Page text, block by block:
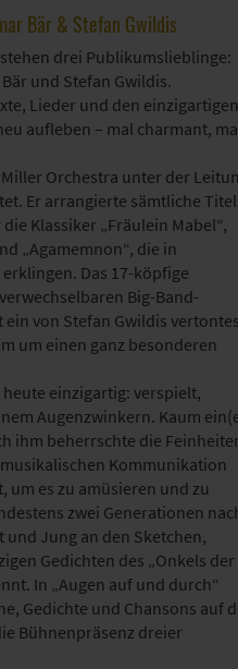
Bär & Stefan Gwildis
drei Publikumslieblinge:
und Stefan Gwildis.
Lieder und den einzigartigen
aufleben – mal charmant,
Orchestra unter der
Er arrangierte sämtliche Titel
Klassiker „Fräulein Mabel“,
„Agamemnon“, die in
Das 17-köpfige
Big-Band-
von Stefan Gwildis
um einen ganz besonderen
einzigartig: verspielt,
Augenzwinkern. Kaum
ihm beherrschte die
Kommunikation
es zu amüsieren und zu
zwei Generationen
und Jung an den Sketchen,
Gedichten des „Onkels der
In „Augen auf und durch“
Gedichte und Chansons auf
Bühnenpräsenz dreier